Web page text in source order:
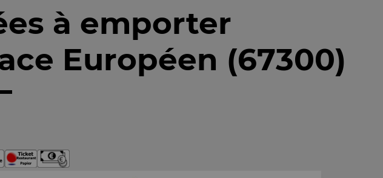
à emporter
Européen (67300)